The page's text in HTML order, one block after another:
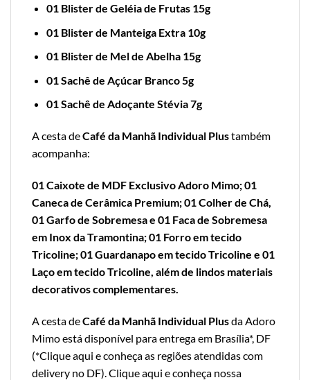
01 Blister de Geléia de Frutas 15g
01 Blister de Manteiga Extra 10g
01 Blister de Mel de Abelha 15g
01 Sachê de Açúcar Branco 5g
01 Sachê de Adoçante Stévia 7g
A cesta deCafé da Manhã Individual Plustambém
acompanha:
01 Caixote de MDF Exclusivo Adoro Mimo; 01
Caneca de Cerâmica Premium; 01 Colher de Chá,
01 Garfo de Sobremesa e 01 Faca de Sobremesa
em Inox da Tramontina; 01 Forro em tecido
Tricoline; 01 Guardanapo em tecido Tricoline e 01
Laço em tecido Tricoline, além de lindos materiais
decorativos complementares.
A cesta deCafé da Manhã Individual Plusda Adoro
Mimo está disponível para entrega em Brasília*, DF
(*Clique aqui e conheça as regiões atendidas com
delivery no DF). Clique aqui e conheça nossa